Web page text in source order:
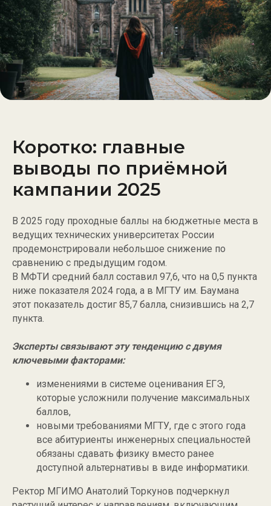
Коротко: главные
выводы по приёмной
кампании 2025
В 2025 году проходные баллы на бюджетные места в
ведущих технических университетах России
продемонстрировали небольшое снижение по
сравнению с предыдущим годом.
В МФТИ средний балл составил 97,6, что на 0,5 пункта
ниже показателя 2024 года, а в МГТУ им. Баумана
этот показатель достиг 85,7 балла, снизившись на 2,7
пункта.
Эксперты связывают эту тенденцию с двумя
ключевыми факторами:
изменениями в системе оценивания ЕГЭ,
которые усложнили получение максимальных
баллов,
новыми требованиями МГТУ, где с этого года
все абитуриенты инженерных специальностей
обязаны сдавать физику вместо ранее
доступной альтернативы в виде информатики.
Ректор МГИМО Анатолий Торкунов подчеркнул